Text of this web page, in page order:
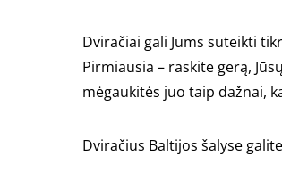
Dviračiai gali Jums suteikti
Pirmiausia – raskite gerą,
mėgaukitės juo taip dažnai,
Dviračius Baltijos šalyse